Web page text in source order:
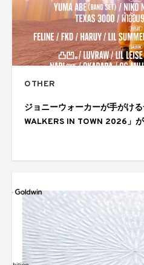
OTHER
ジョニーウォーカーが手がけ
WALKERS IN TOWN 2026」